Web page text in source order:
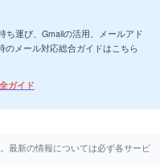
ち運び、Gmailの活用、メールアド
のメール対応総合ガイドはこちら
ガイド
最新の情報については必ず各サービ